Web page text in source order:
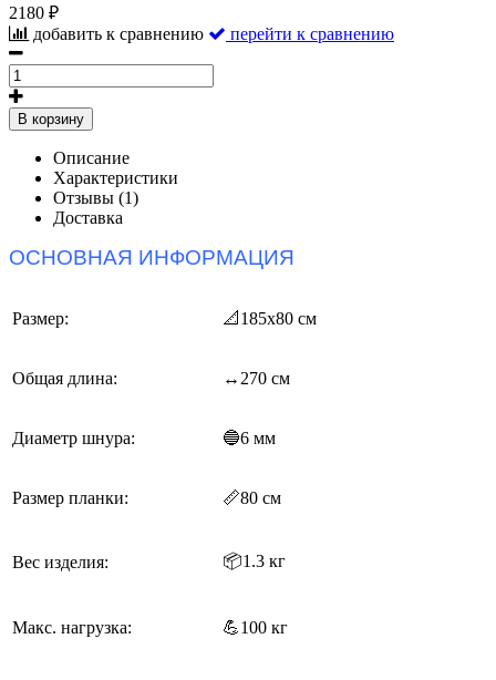
2180 ₽
добавить к сравнению
перейти к сравнению
В корзину
Описание
Характеристики
Отзывы (1)
Доставка
ОСНОВНАЯ ИНФОРМАЦИЯ
Размер: 📐 185х80 см
Общая длина: ↔270 см
Диаметр шнура: 🔵6 мм
Размер планки: 📏80 см
Вес изделия: 📦1.3 кг
Макс. нагрузка: 💪100 кг